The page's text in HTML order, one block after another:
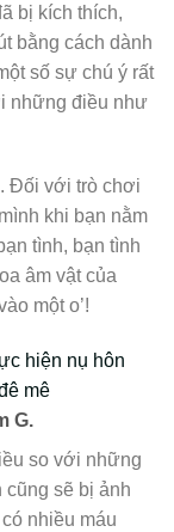
bị kích thích,
bằng cách dành
số sự chú ý rất
những điều như
Đối với trò chơi
khi bạn nằm
tình, bạn tình
âm vật của
một o’!
hiện nụ hôn
mê
G.
so với những
sẽ bị ảnh
nhiều máu